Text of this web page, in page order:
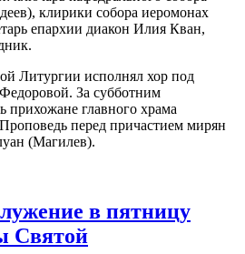
клирики собора иеромонах
епархии диакон Илия Кван,
Литургии исполнял хор под
За субботним
прихожане главного храма
перед причастием мирян
(Магилев).
в пятницу
Святой